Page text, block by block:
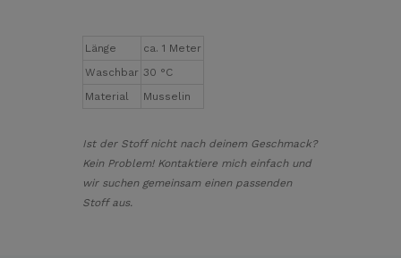
Länge
ca. 1 Meter
Waschbar 30 °C
Material
Musselin
Ist der Stoff nicht nach deinem Geschmack?
Kein Problem! Kontaktiere mich einfach und
wir suchen gemeinsam einen passenden
Stoff aus.